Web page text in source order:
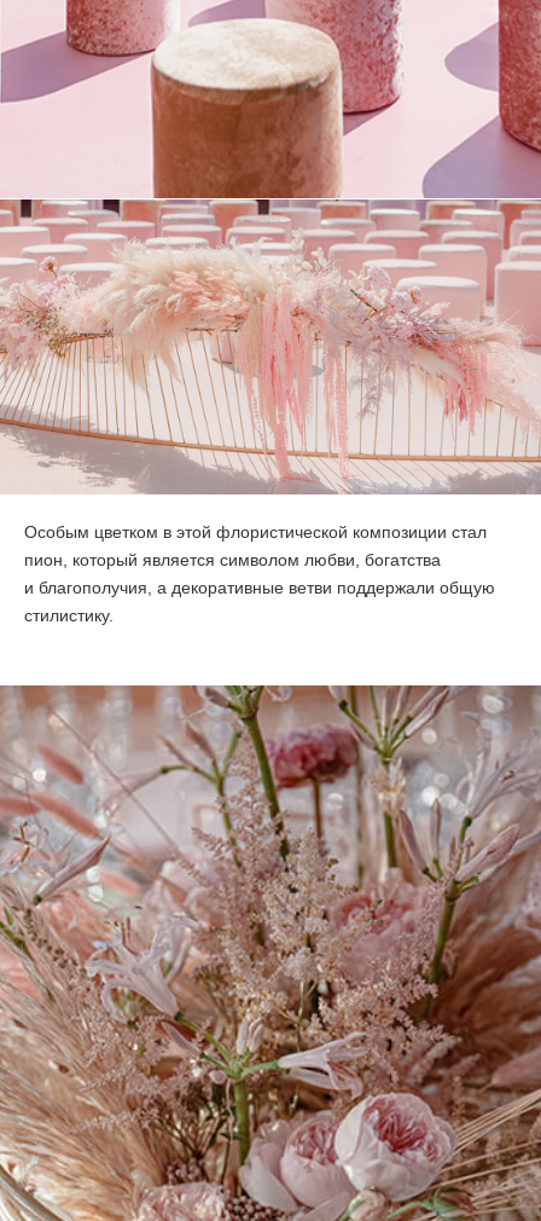
Особым цветком в этой флористической композиции стал
пион, который является символом любви, богатства
и благополучия, а декоративные ветви поддержали общую
стилистику.